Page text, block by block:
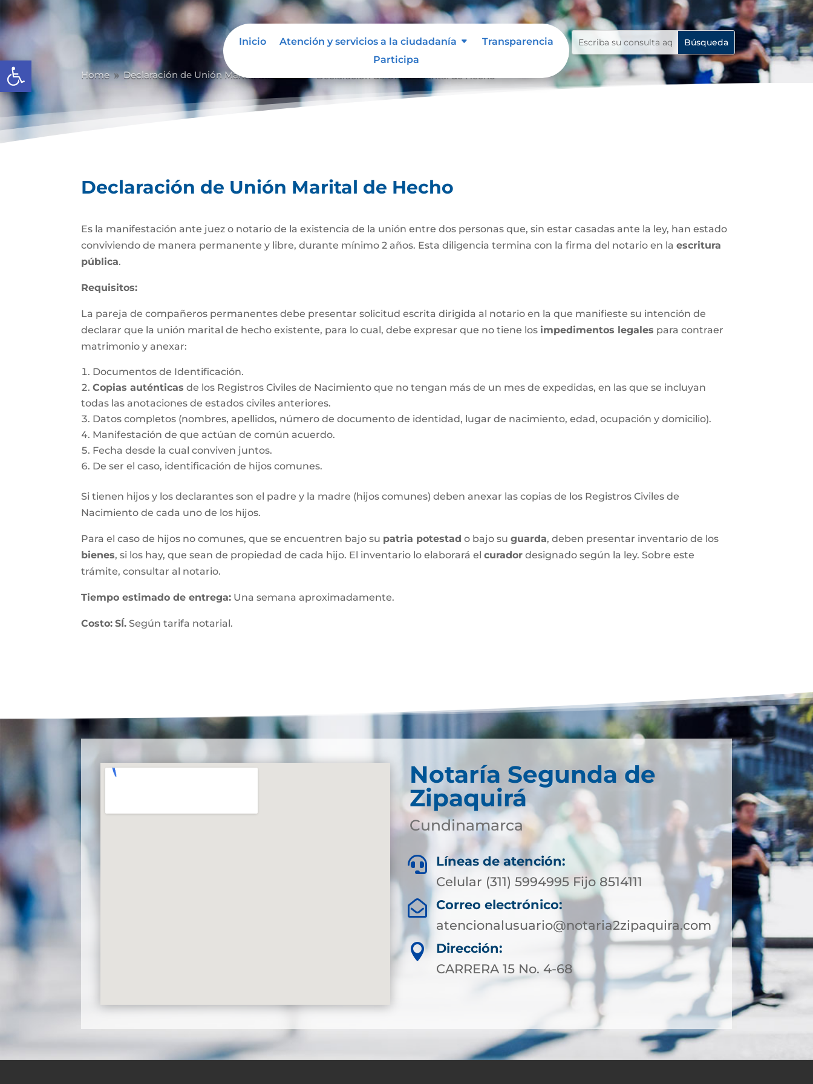
Abrir barra de herramientas
Inicio Atención y servicios a la ciudadanía
Transparencia
Participa
Home 9 Declaración de Unión Marital de Hecho
Declaración de Unión Marital de Hecho
Es la manifestación ante juez o notario de la existencia de la unión entre dos personas que, sin estar casadas ante la ley, han estado
conviviendo de manera permanente y libre, durante mínimo 2 años. Esta diligencia termina con la firma del notario en laescritura
pública.
Requisitos:
La pareja de compañeros permanentes debe presentar solicitud escrita dirigida al notario en la que manifieste su intención de
declarar que la unión marital de hecho existente, para lo cual, debe expresar que no tiene los impedimentos legales para contraer
matrimonio y anexar:
Documentos de Identificación.
Copias auténticas de los Registros Civiles de Nacimiento que no tengan más de un mes de expedidas, en las que se incluyan
todas las anotaciones de estados civiles anteriores.
Datos completos (nombres, apellidos, número de documento de identidad, lugar de nacimiento, edad, ocupación y domicilio).
Manifestación de que actúan de común acuerdo.
Fecha desde la cual conviven juntos.
De ser el caso, identificación de hijos comunes.
Si tienen hijos y los declarantes son el padre y la madre (hijos comunes) deben anexar las copias de los Registros Civiles de
Nacimiento de cada uno de los hijos.
Para el caso de hijos no comunes, que se encuentren bajo su patria potestad o bajo suguarda, deben presentar inventario de los
bienes, si los hay, que sean de propiedad de cada hijo. El inventario lo elaborará elcurador designado según la ley. Sobre este
trámite, consultar al notario.
Tiempo estimado de entrega: Una semana aproximadamente.
Costo: SÍ. Según tarifa notarial.
Notaría Segunda de
Zipaquirá
Cundinamarca

Líneas de atención:
Celular (311) 5994995 Fijo 8514111

Correo electrónico:
atencionalusuario@notaria2zipaquira.com

Dirección:
CARRERA 15 No. 4-68